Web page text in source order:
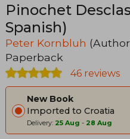
Pinochet
Spanish)
Peter Kornbluh
Paperback
46 reviews
New Book
Imported to Croatia
Delivery: 25 Aug - 28 Aug